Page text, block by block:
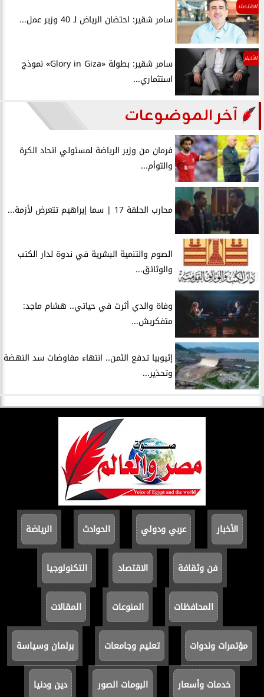
الاقتصاد
سامر شقير: احتضان الرياض لـ 40 وزير عمل...
الأخبار
سامر شقير: بطولة «Glory in Giza» نموذج
استثماري...
آخر الموضوعات
فرمان من وزير الرياضة لمسئولي اتحاد الكرة
والتوأم...
محارب الحلقة 17 | سما إبراهيم تتعرض لأزمة...
الصوم والتنمية البشرية في ندوة لدار الكتب
والوثائق...
وفاة والدي أثرت في حياتي.. هشام ماجد:
متفكريش...
إثيوبيا تدفع الثمن.. انتهاء مفاوضات سد النهضة
وتحذير...
الأخبار عربي ودولي الحوادث الرياضة
فن وثقافة الاقتصاد التكنولوجيا
المحافظات المنوعات المقالات
مؤتمرات وندوات تعليم وجامعات برلمان وسياسة
خدمات وأسعار البومات الصور دين ودنيا